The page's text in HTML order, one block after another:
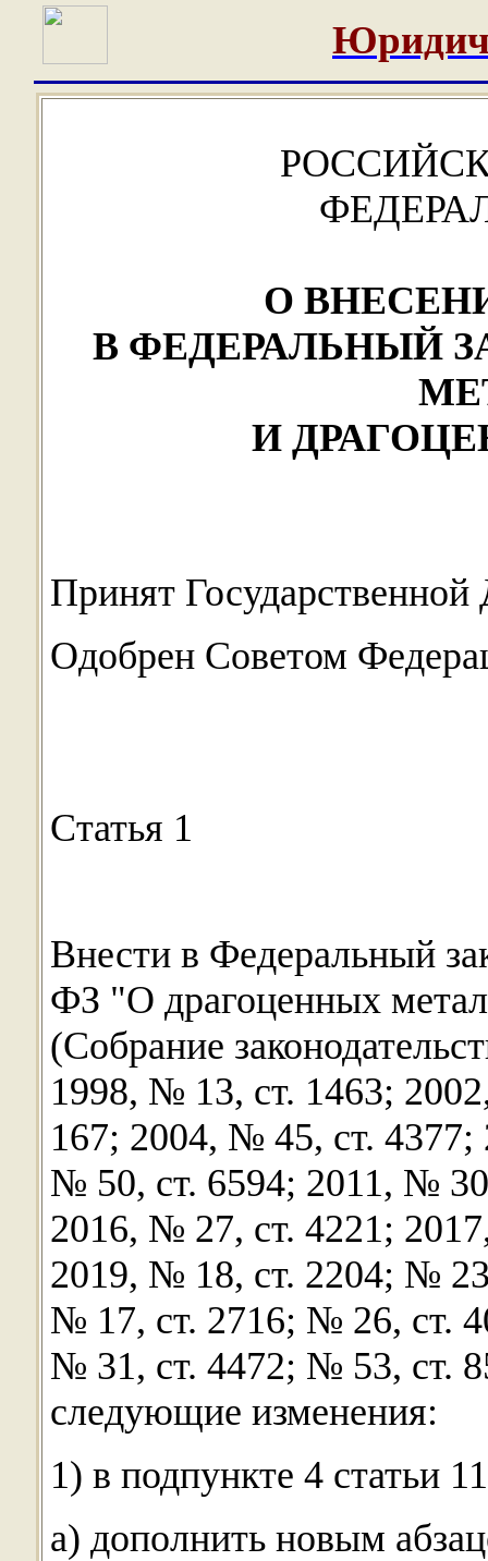
О
В ФЕДЕРАЛЬНЫЙ
И
Принят
Одобрен Советом
Статья 1
Внести в Федеральный
ФЗ "О драгоценных
(Собрание
1998, № 13, ст. 1463;
167; 2004, № 45, ст.
№ 50, ст. 6594; 2011, №
2016, № 27, ст. 4221;
2019, № 18, ст. 2204; №
№ 17, ст. 2716; № 26, ст.
№ 31, ст. 4472; № 53, ст.
следующие изменения:
1) в подпункте 4 статьи
а) дополнить новым